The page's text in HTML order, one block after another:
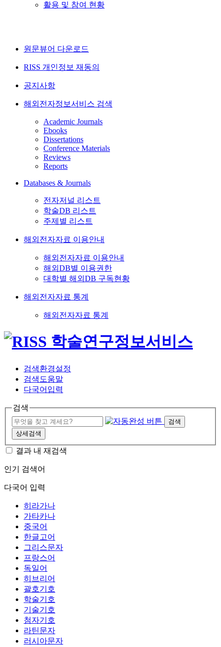
활용 및 참여 현황
원문뷰어 다운로드
RISS 개인정보 재동의
공지사항
해외전자정보서비스 검색
Academic Journals
Ebooks
Dissertations
Conference Materials
Reviews
Reports
Databases & Journals
전자저널 리스트
학술DB 리스트
주제별 리스트
해외전자자료 이용안내
해외전자자료 이용안내
해외DB별 이용권한
대학별 해외DB 구독현황
해외전자자료 통계
해외전자자료 통계
검색환경설정
검색도움말
다국어입력
검색
검색
상세검색
결과 내 재검색
인기 검색어
다국어 입력
히라가나
가타카나
중국어
한글고어
그리스문자
프랑스어
독일어
히브리어
괄호기호
학술기호
기술기호
첨자기호
라틴문자
러시아문자